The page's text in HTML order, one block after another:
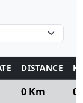
DISTANCE
0 Km 0